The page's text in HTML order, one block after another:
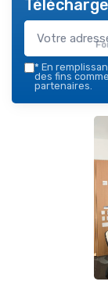
* En
des fins
partenaires.